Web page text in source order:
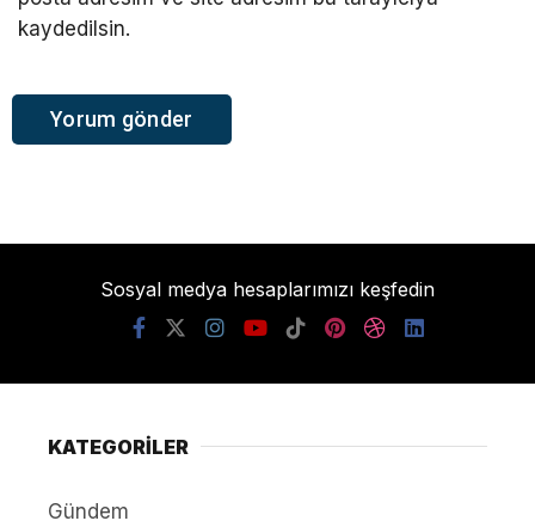
kaydedilsin.
Sosyal medya hesaplarımızı keşfedin
KATEGORİLER
Gündem